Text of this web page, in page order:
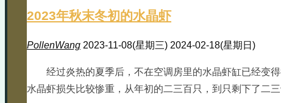
2023年秋末冬初的水晶虾
PollenWang 2023-11-08(星期三) 2024-02-18(星期日)
经过炎热的夏季后，不在空调房里的水晶虾缸已经变
水晶虾损失比较惨重，从年初的二三百只，到只剩下了